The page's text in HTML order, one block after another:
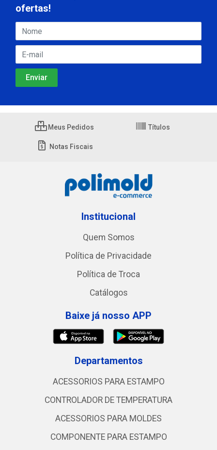
ofertas!
Meus Pedidos Títulos
Notas Fiscais
Institucional
Quem Somos
Política de Privacidade
Política de Troca
Catálogos
Baixe já nosso APP
Departamentos
ACESSORIOS PARA ESTAMPO
CONTROLADOR DE TEMPERATURA
ACESSORIOS PARA MOLDES
COMPONENTE PARA ESTAMPO